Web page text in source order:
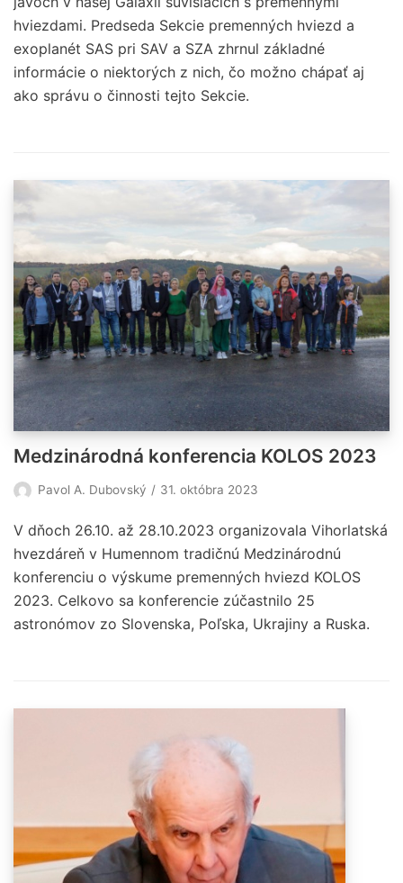
hviezdami. Predseda Sekcie premenných hviezd a
exoplanét SAS pri SAV a SZA zhrnul základné
informácie o niektorých z nich, čo možno chápať aj
ako správu o činnosti tejto Sekcie.
Medzinárodná konferencia KOLOS 2023
Pavol A. Dubovský 31. októbra 2023
V dňoch 26.10. až 28.10.2023 organizovala Vihorlatská
hvezdáreň v Humennom tradičnú Medzinárodnú
konferenciu o výskume premenných hviezd KOLOS
2023. Celkovo sa konferencie zúčastnilo 25
astronómov zo Slovenska, Poľska, Ukrajiny a Ruska.